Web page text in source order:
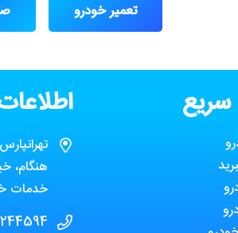
تعمیر خودرو
هنگام،
خدمات